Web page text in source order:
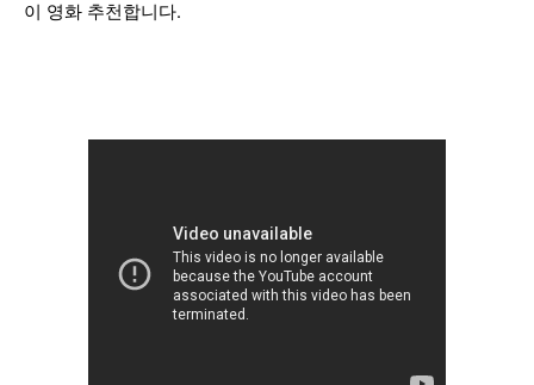
이 영화 추천합니다.